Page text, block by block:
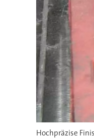
Hochpräzise